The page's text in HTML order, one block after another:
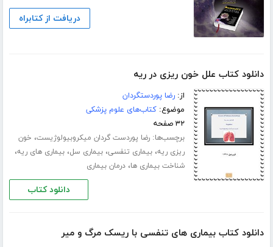
دریافت از کتابراه
دانلود کتاب علل خون ریزی در ریه
از:رضا پوردستگردان
موضوع:کتاب‌های علوم پزشکی
۳۲ صفحه
برچسب‌ها:رضا پوردست گردان میکروبیولوژیست، خون
ریزی ریه،بیماری تنفسی،بیماری سل،بیماری های ریه،
شناخت بیماری ها،درمان بیماری
دانلود کتاب
دانلود کتاب بیماری های تنفسی با ریسک مرگ و میر